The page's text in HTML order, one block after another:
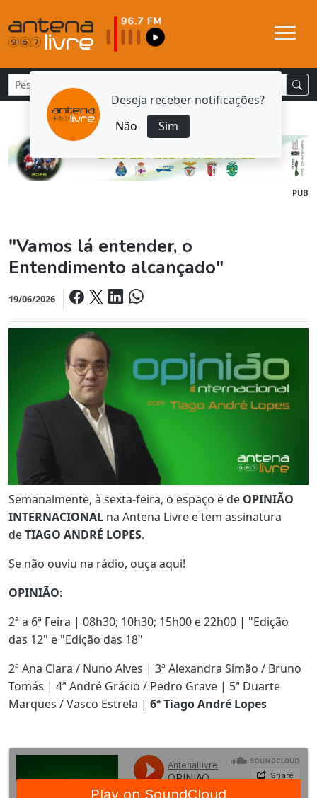
Deseja receber notificações?
Não
Sim
PUB
"Vamos lá entender, o
Entendimento alcançado"
19/06/2026
Semanalmente, à sexta-feira, o espaço é de OPINIÃO
INTERNACIONAL na Antena Livre e tem assinatura
deTIAGO ANDRÉ LOPES.
Se não ouviu na rádio, ouça aqui!
OPINIÃO:
2ª a 6ª Feira | 08h30; 10h30; 15h00 e 22h00 | "Edição
das 12" e "Edição das 18"
2ª Ana Clara / Nuno Alves | 3ª Alexandra Simão / Bruno
Tomás | 4ª André Grácio / Pedro Grave | 5ª Duarte
Marques / Vasco Estrela | 6ª Tiago André Lopes